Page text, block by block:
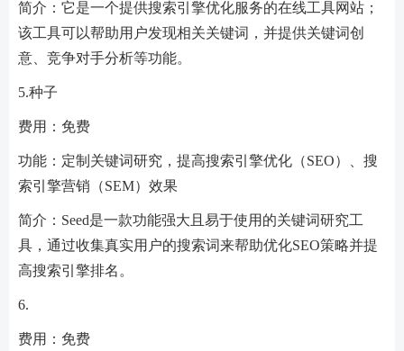
简介：它是一个提供搜索引擎优化服务的在线工具网站；
该工具可以帮助用户发现相关关键词，并提供关键词创
意、竞争对手分析等功能。
5.种子
费用：免费
功能：定制关键词研究，提高搜索引擎优化（SEO）、搜
索引擎营销（SEM）效果
简介：Seed是一款功能强大且易于使用的关键词研究工
具，通过收集真实用户的搜索词来帮助优化SEO策略并提
高搜索引擎排名。
6.
费用：免费